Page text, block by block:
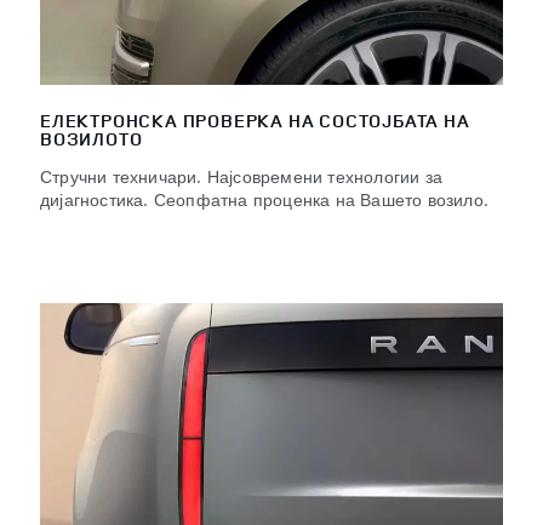
ЕЛЕКТРОНСКА ПРОВЕРКА НА СОСТОЈБАТА НА
ВОЗИЛОТО
Стручни техничари. Најсовремени технологии за
дијагностика. Сеопфатна проценка на Вашето возило.